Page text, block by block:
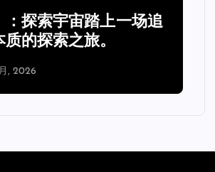
：探索宇宙踏上一场追
的探索之旅。
, 2026